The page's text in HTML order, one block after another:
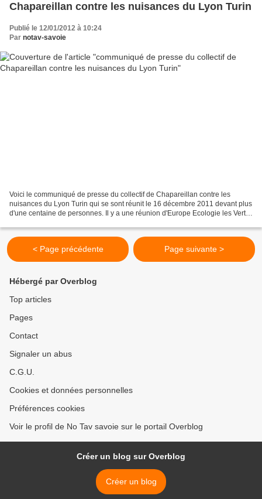
Chapareillan contre les nuisances du Lyon Turin
Publié le 12/01/2012 à 10:24
Par notav-savoie
Voici le communiqué de presse du collectif de Chapareillan contre les
nuisances du Lyon Turin qui se sont réunit le 16 décembre 2011 devant plus
d'une centaine de personnes. Il y a une réunion d'Europe Ecologie les Verts
< Page précédente Page suivante >
Hébergé par Overblog
Top articles
Pages
Contact
Signaler un abus
C.G.U.
Cookies et données personnelles
Préférences cookies
Voir le profil de No Tav savoie sur le portail Overblog
Créer un blog sur Overblog
Créer un blog